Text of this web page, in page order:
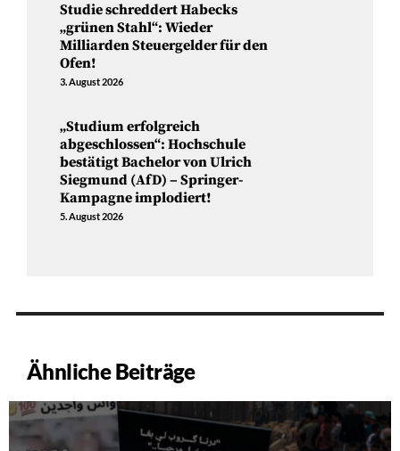
Studie schreddert Habecks
„grünen Stahl“: Wieder
Milliarden Steuergelder für den
Ofen!
3. August 2026
„Studium erfolgreich
abgeschlossen“: Hochschule
bestätigt Bachelor von Ulrich
Siegmund (AfD) – Springer-
Kampagne implodiert!
5. August 2026
Ähnliche Beiträge